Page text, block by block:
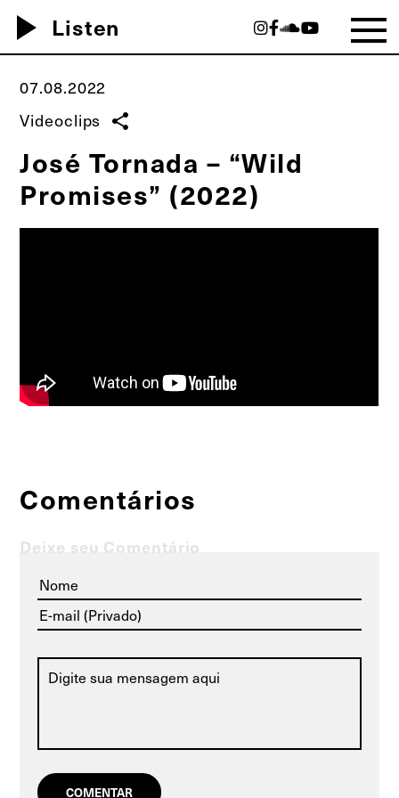
play_arrow Listen
07.08.2022
Videoclips
share
José Tornada – “Wild
Promises” (2022)
Comentários
Deixe seu Comentário